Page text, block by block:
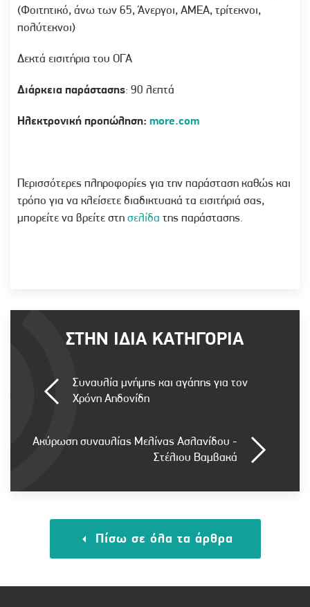
(Φοιτητικό, άνω των 65, Άνεργοι, ΑΜΕΑ, τρίτεκνοι,
πολύτεκνοι)
Δεκτά εισιτήρια του ΟΓΑ
Διάρκεια παράστασης: 90 λεπτά
Ηλεκτρονική προπώληση: more.com
Περισσότερες πληροφορίες για την παράσταση καθώς και
τρόπο για να κλείσετε διαδικτυακά τα εισιτήριά σας,
μπορείτε να βρείτε στη σελίδα της παράστασης.
ΣΤΗΝ ΙΔΙΑ ΚΑΤΗΓΟΡΙΑ
Συναυλία μνήμης και αγάπης για τον
Χρόνη Αηδονίδη
Ακύρωση συναυλίας Μελίνας Ασλανίδου -
Στέλιου Βαμβακά
Πίσω σε όλα τα άρθρα